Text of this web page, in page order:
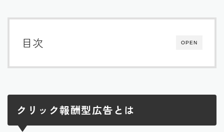
OPEN
目次
クリック報酬型広告とは